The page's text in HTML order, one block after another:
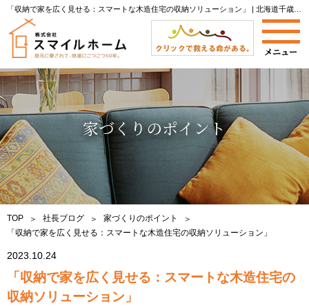
家づくりのポイント
TOP 社長ブログ
家づくりのポイント
「収納で家を広く見せる：スマートな木造住宅の収納ソリューション」
2023.10.24
「収納で家を広く見せる：スマートな木造住宅の
収納ソリューション」